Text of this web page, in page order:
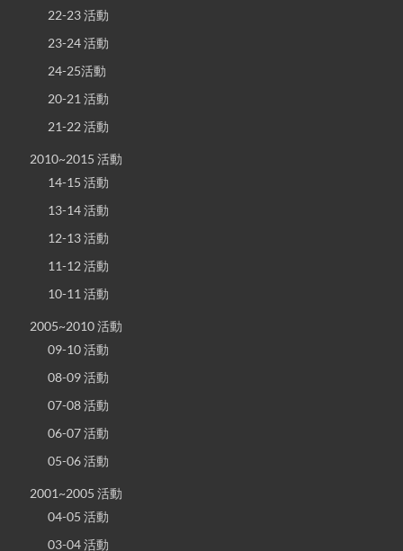
22-23 活動
23-24 活動
24-25活動
20-21 活動
21-22 活動
2010~2015 活動
14-15 活動
13-14 活動
12-13 活動
11-12 活動
10-11 活動
2005~2010 活動
09-10 活動
08-09 活動
07-08 活動
06-07 活動
05-06 活動
2001~2005 活動
04-05 活動
03-04 活動